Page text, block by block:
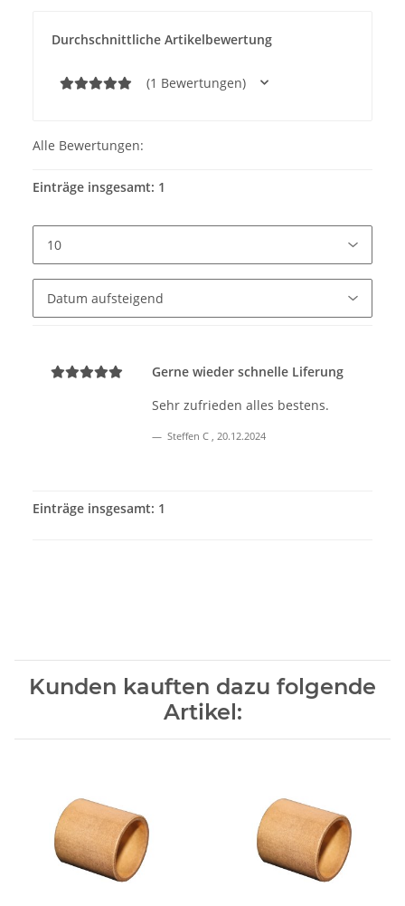
Durchschnittliche Artikelbewertung
(1 Bewertungen)
Alle Bewertungen:
Einträge insgesamt: 1
Gerne wieder schnelle Liferung
Sehr zufrieden alles bestens.
Steffen C 20.12.2024
Einträge insgesamt: 1
Kunden kauften dazu folgende
Artikel: